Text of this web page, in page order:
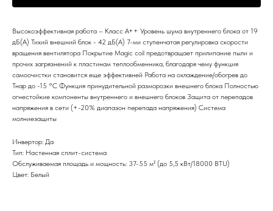
Высокоэффективная работа – Класс А++ Уровень шума внутреннего блока от 19
дБ(А) Тихий внешний блок - 42 дБ(А) 7-ми ступенчатая регулировка скорости
вращения вентилятора Покрытие Magic coil предотвращает прилипание пыли и
прочих загрязнений к пластинам теплообменника, благодаря чему функция
самоочистки становится еще эффективней Работа на охлаждение/обогрев до
Тнар до -15 °С Функция принудительной разморозки внешнего блока Полностью
огнестойкие компоненты внутреннего и внешнего блоков Защита от перепадов
напряжения в сети (+-20% диапазон перепада напряжения) Система
молниезащиты
Инвертор: Да
Тип: Настенная сплит-система
Обслуживаемая площадь и мощность: 37-55 м² (до 5,5 кВт/18000 BTU)
Цвет: Белый